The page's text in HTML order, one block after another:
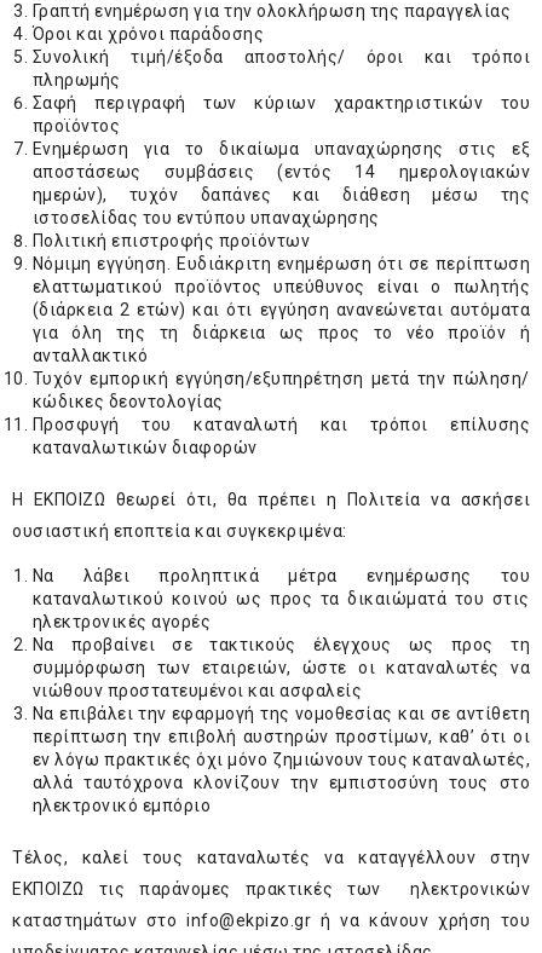
Γραπτή ενημέρωση για την ολοκλήρωση της παραγγελίας
Όροι και χρόνοι παράδοσης
Συνολική τιμή/έξοδα αποστολής/ όροι και τρόποι
πληρωμής
Σαφή περιγραφή των κύριων χαρακτηριστικών του
προϊόντος
Ενημέρωση για το δικαίωμα υπαναχώρησης στις εξ
αποστάσεως συμβάσεις (εντός 14 ημερολογιακών
ημερών), τυχόν δαπάνες και διάθεση μέσω της
ιστοσελίδας του εντύπου υπαναχώρησης
Πολιτική επιστροφής προϊόντων
Νόμιμη εγγύηση. Ευδιάκριτη ενημέρωση ότι σε περίπτωση
ελαττωματικού προϊόντος υπεύθυνος είναι ο πωλητής
(διάρκεια 2 ετών) και ότι εγγύηση ανανεώνεται αυτόματα
για όλη της τη διάρκεια ως προς το νέο προϊόν ή
ανταλλακτικό
Τυχόν εμπορική εγγύηση/εξυπηρέτηση μετά την πώληση/
κώδικες δεοντολογίας
Προσφυγή του καταναλωτή και τρόποι επίλυσης
καταναλωτικών διαφορών
Η ΕΚΠΟΙΖΩ θεωρεί ότι, θα πρέπει η Πολιτεία να ασκήσει
ουσιαστική εποπτεία και συγκεκριμένα:
Nα λάβει προληπτικά μέτρα ενημέρωσης του
καταναλωτικού κοινού ως προς τα δικαιώματά του στις
ηλεκτρονικές αγορές
Nα προβαίνει σε τακτικούς έλεγχους ως προς τη
συμμόρφωση των εταιρειών, ώστε οι καταναλωτές να
νιώθουν προστατευμένοι και ασφαλείς
Nα επιβάλει την εφαρμογή της νομοθεσίας και σε αντίθετη
περίπτωση την επιβολή αυστηρών προστίμων, καθ’ ότι οι
εν λόγω πρακτικές όχι μόνο ζημιώνουν τους καταναλωτές,
αλλά ταυτόχρονα κλονίζουν την εμπιστοσύνη τους στο
ηλεκτρονικό εμπόριο
Τέλος, καλεί τους καταναλωτές να καταγγέλλουν στην
ΕΚΠΟΙΖΩ τις παράνομες πρακτικές των ηλεκτρονικών
καταστημάτων στοinfo@ekpizo.gr ή να κάνουν χρήση του